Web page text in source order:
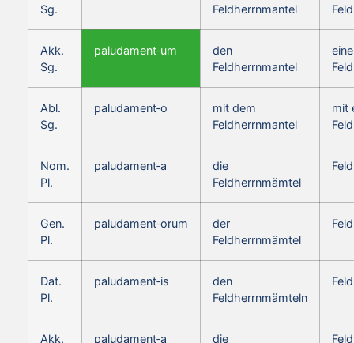
Sg.
Feldherrnmantel
Akk.
Sg.
paludament‑um
den
Feldherrnmantel
Abl.
Sg.
paludament‑o
mit dem
Feldherrnmantel
mit
Nom.
Pl.
paludament‑a
die
Feldherrnmämtel
Gen.
Pl.
paludament‑orum
der
Feldherrnmämtel
Dat.
Pl.
paludament‑is
den
Feldherrnmämteln
Akk.
paludament‑a
die